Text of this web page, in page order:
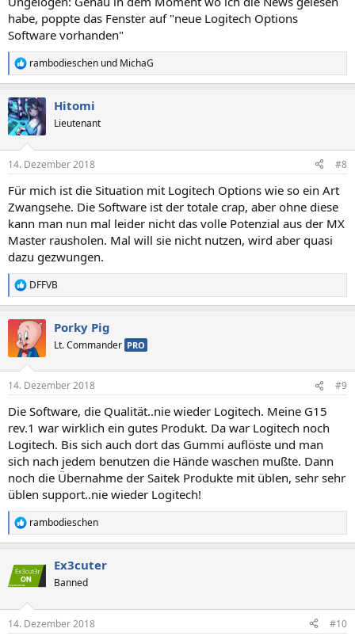
:
habe, poppte das Fenster auf "neue Logitech Options
Software vorhanden"
R
e
k
t
i
e
:
rambodieschen und MichaG
Hitomi
Lieutenant
14. Dezember 2018 #8
Für mich ist die Situation mit Logitech Options wie so ein Art
Zwangsehe. Die Software ist der totale crap, aber ohne diese
kann man nun mal leider nicht das volle Potenzial aus der MX
Master rausholen. Mal will sie nicht nutzen, wird aber quasi
dazu gezwungen.
R
e
k
t
i
e
:
DFFVB
Porky Pig
Lt. Commander PRO
14. Dezember 2018 #9
Die Software, die Qualität..nie wieder Logitech. Meine G15
rev.1 war wirklich ein gutes Produkt. Da war Logitech noch
Logitech. Bis sich auch dort das Gummi auflöste und man
sich nach jedem benutzen die Hände waschen mußte. Dann
noch die Übernahme der Saitek Produkte mit üblen, sehr sehr
üblen support..nie wieder Logitech!
R
e
k
t
i
e
rambodieschen
Ex3cuter
Banned
14. Dezember 2018 #10